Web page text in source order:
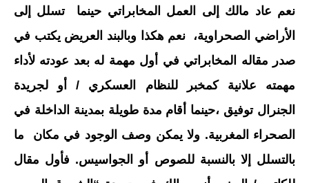
نعم عاد مالك إلى العمل المخابراتي حينما تسلل إلى
الأراضي الصحراوية، نعم هكذا وبالبند العريض يكتب في
صدر مقاله المخابراتي في أول مهمة له بعد عودته لأداء
مهمته علانية كمخبر للنظام العسكري / أو لجريدة
الجنرال توفيق ،حينما أقام مدة طويلة بمدينة الداخلة في
الصحراء المغربية. ولا يمكن وصف الوجود في مكان ما
بالتسلل إلا بالنسبة للصوص أو الجواسيس. فأول مقال